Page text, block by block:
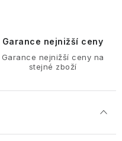
Garance nejnižší ceny
Garance nejnižší ceny na
stejné zboží